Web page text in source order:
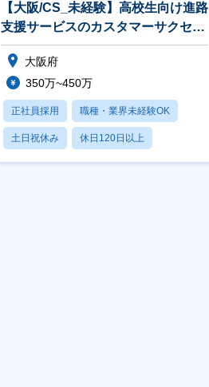
【大阪/CS_未経験】高校生向け進路
支援サービスのカスタマーサクセス
／第二新卒・未経験歓迎／高卒就活
大阪府
350万~450万
正社員採用 職種・業界未経験OK
土日祝休み 休日120日以上
産休・育休あり